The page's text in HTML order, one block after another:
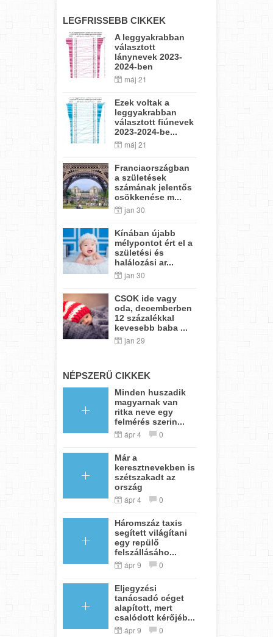
LEGFRISSEBB CIKKEK
A leggyakrabban
választott
lánynevek 2023-
2024-ben
máj 21
Ezek voltak a
leggyakrabban
választott fiúnevek
2023-2024-be...
máj 21
Franciaországban
a születések
számának jelentős
csökkenése m...
jan 30
Kínában újabb
mélypontot ért el a
születési és
halálozási ar...
jan 30
CSOK ide vagy
oda, decemberben
12 százalékkal
kevesebb baba ...
jan 29
NÉPSZERŰ CIKKEK
Minden huszadik
magyarnak van
ritka neve egy
felmérés szerin...
ápr 4 0
Már a
keresztnevekben is
szétszakadt az
ország
ápr 4 0
Háromszáz taxis
segített világítani
egy repülő
felszállásáho...
ápr 9 0
Eljegyzési
tanácsadó céget
alapított, mert
csalódott kérőjéb...
ápr 9 0